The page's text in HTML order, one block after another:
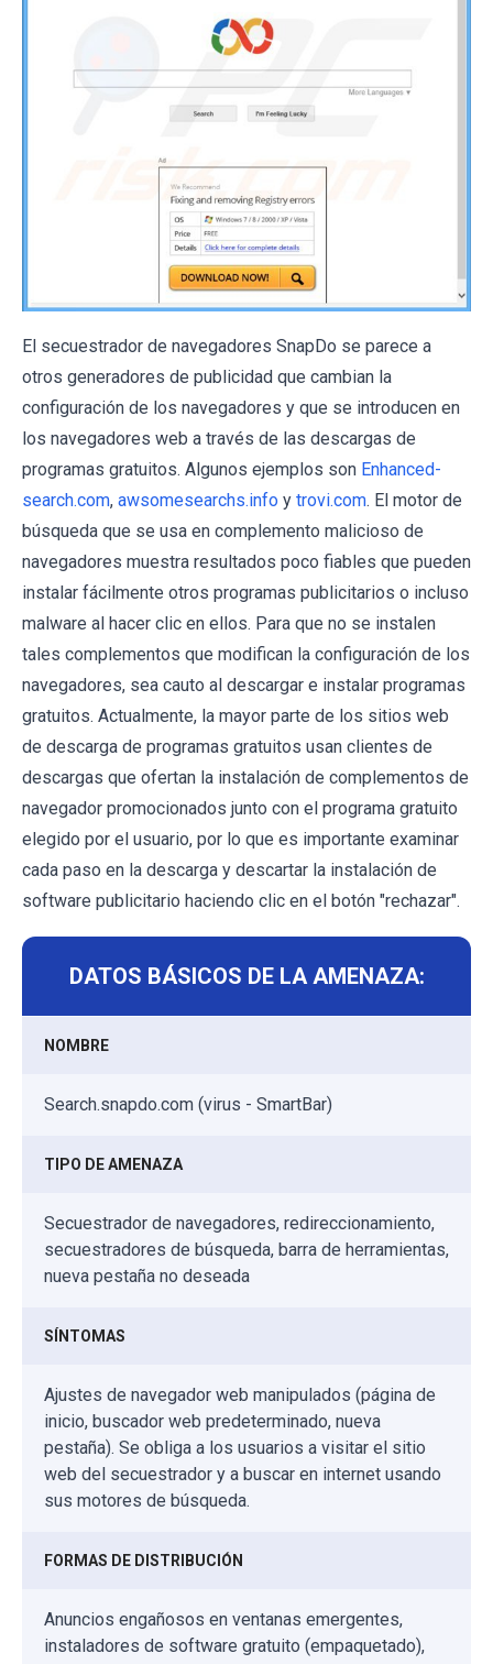
El secuestrador de navegadores SnapDo se parece a
otros generadores de publicidad que cambian la
configuración de los navegadores y que se introducen en
los navegadores web a través de las descargas de
programas gratuitos. Algunos ejemplos son Enhanced-
search.com, awsomesearchs.info y trovi.com. El motor de
búsqueda que se usa en complemento malicioso de
navegadores muestra resultados poco fiables que pueden
instalar fácilmente otros programas publicitarios o incluso
malware al hacer clic en ellos. Para que no se instalen
tales complementos que modifican la configuración de los
navegadores, sea cauto al descargar e instalar programas
gratuitos. Actualmente, la mayor parte de los sitios web
de descarga de programas gratuitos usan clientes de
descargas que ofertan la instalación de complementos de
navegador promocionados junto con el programa gratuito
elegido por el usuario, por lo que es importante examinar
cada paso en la descarga y descartar la instalación de
software publicitario haciendo clic en el botón "rechazar".
DATOS BÁSICOS DE LA AMENAZA:
NOMBRE
Search.snapdo.com (virus - SmartBar)
TIPO DE AMENAZA
Secuestrador de navegadores, redireccionamiento,
secuestradores de búsqueda, barra de herramientas,
nueva pestaña no deseada
SÍNTOMAS
Ajustes de navegador web manipulados (página de
inicio, buscador web predeterminado, nueva
pestaña). Se obliga a los usuarios a visitar el sitio
web del secuestrador y a buscar en internet usando
sus motores de búsqueda.
FORMAS DE DISTRIBUCIÓN
Anuncios engañosos en ventanas emergentes,
instaladores de software gratuito (empaquetado),